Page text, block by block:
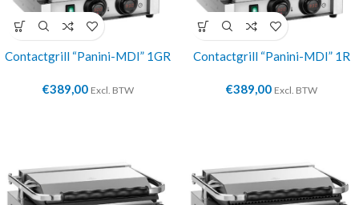
Contactgrill “Panini-MDI” 1GR
€389,00 Excl. BTW
Contactgrill “Panini-MDI” 1R
€389,00 Excl. BTW